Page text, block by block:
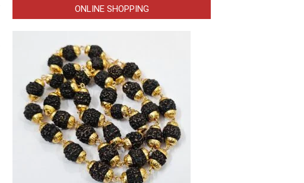
ONLINE SHOPPING